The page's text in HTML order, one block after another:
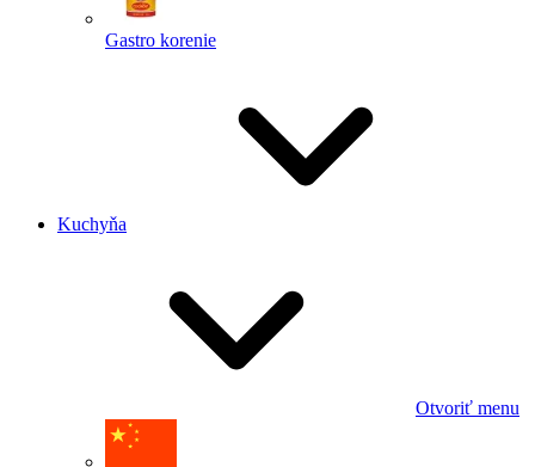
Gastro korenie
Kuchyňa
Otvoriť menu